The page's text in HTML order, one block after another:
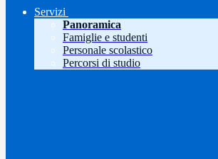
Servizi
Panoramica
Famiglie e studenti
Personale scolastico
Percorsi di studio